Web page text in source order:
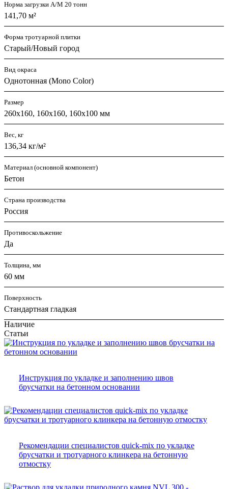
Норма загрузки А/М 20 тонн
141,70 м²
Форма тротуарной плитки
Старый/Новый город
Вид окраса
Однотонная (Mono Color)
Размер
260х160, 160х160, 160х100 мм
Вес, кг
136,34 кг/м²
Материал (основной компонент)
Бетон
Страна производства
Россия
Противоскольжение
Да
Толщина, мм
60 мм
Поверхность
Стандартная гладкая
Наличие
Статьи
Инструкция по укладке и заполнению швов
брусчатки на бетонном основании
Рекомендации специалистов quick-mix по укладке
брусчатки и тротуарного клинкера на бетонную
отмостку